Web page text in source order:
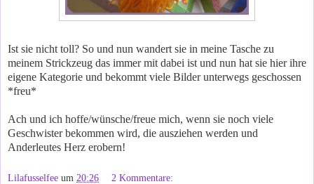
Ist sie nicht toll? So und nun wandert sie in meine Tasche zu
meinem Strickzeug das immer mit dabei ist und nun hat sie hier ihre
eigene Kategorie und bekommt viele Bilder unterwegs geschossen
*freu*
Ach und ich hoffe/wünsche/freue mich, wenn sie noch viele
Geschwister bekommen wird, die ausziehen werden und
Anderleutes Herz erobern!
Lilafusselfee um 20:26 2 Kommentare: